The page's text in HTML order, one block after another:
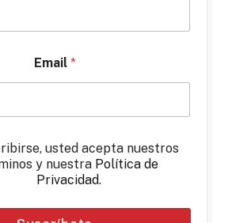
Email *
usted acepta nuestros
y nuestra Política de
Privacidad.